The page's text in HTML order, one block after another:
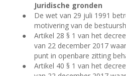
Juridische gronden
●
De wet van 29 juli 1991
motivering van de
●
Artikel 28 § 1 van het
van 22 december 2017
punt in openbare zitting
●
Artikel 40 § 1 van het